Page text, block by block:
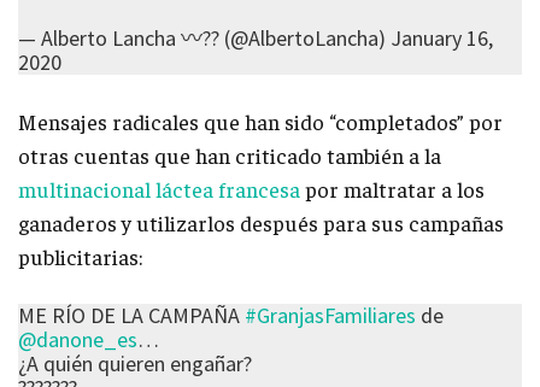
— Alberto Lancha 〰️?? (@AlbertoLancha) January 16,
2020
Mensajes radicales que han sido “completados” por
otras cuentas que han criticado también a la
multinacional láctea francesa por maltratar a los
ganaderos y utilizarlos después para sus campañas
publicitarias:
ME RÍO DE LA CAMPAÑA #GranjasFamiliares de
@danone_es…
¿A quién quieren engañar?